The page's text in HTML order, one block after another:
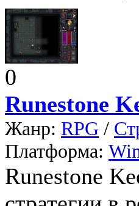
0
Runestone
Жанр: RPG /
Платформа:
Runestone